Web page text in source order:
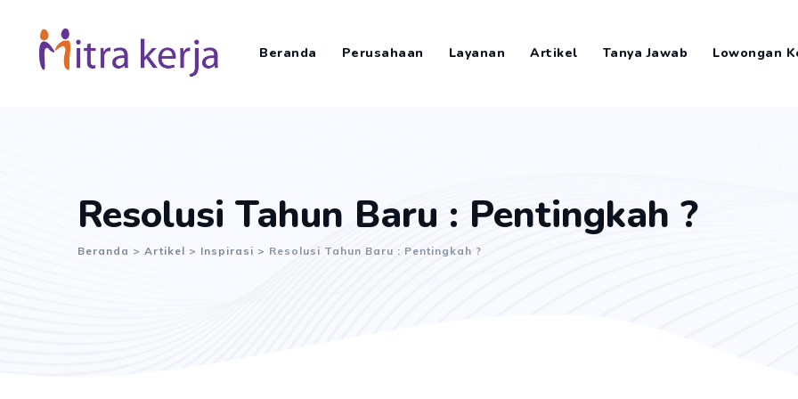
content
Beranda Perusahaan Layanan Artikel Tanya Jawab Lowongan
Resolusi Tahun Baru : Pentingkah ?
Beranda > Artikel > Inspirasi > Resolusi Tahun Baru : Pentingkah ?